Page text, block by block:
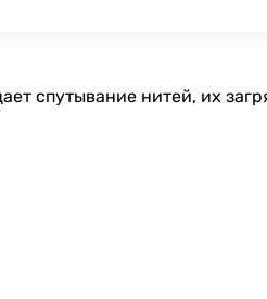
спутывание нитей, их